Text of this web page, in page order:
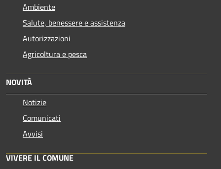
Ambiente
Salute, benessere e assistenza
Autorizzazioni
Agricoltura e pesca
NOVITÀ
Notizie
Comunicati
Avvisi
VIVERE IL COMUNE